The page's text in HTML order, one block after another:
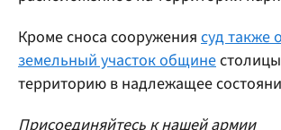
Кроме сноса сооружения суд также
земельный участок общине
территорию в надлежащее
Присоединяйтесь к нашей армии